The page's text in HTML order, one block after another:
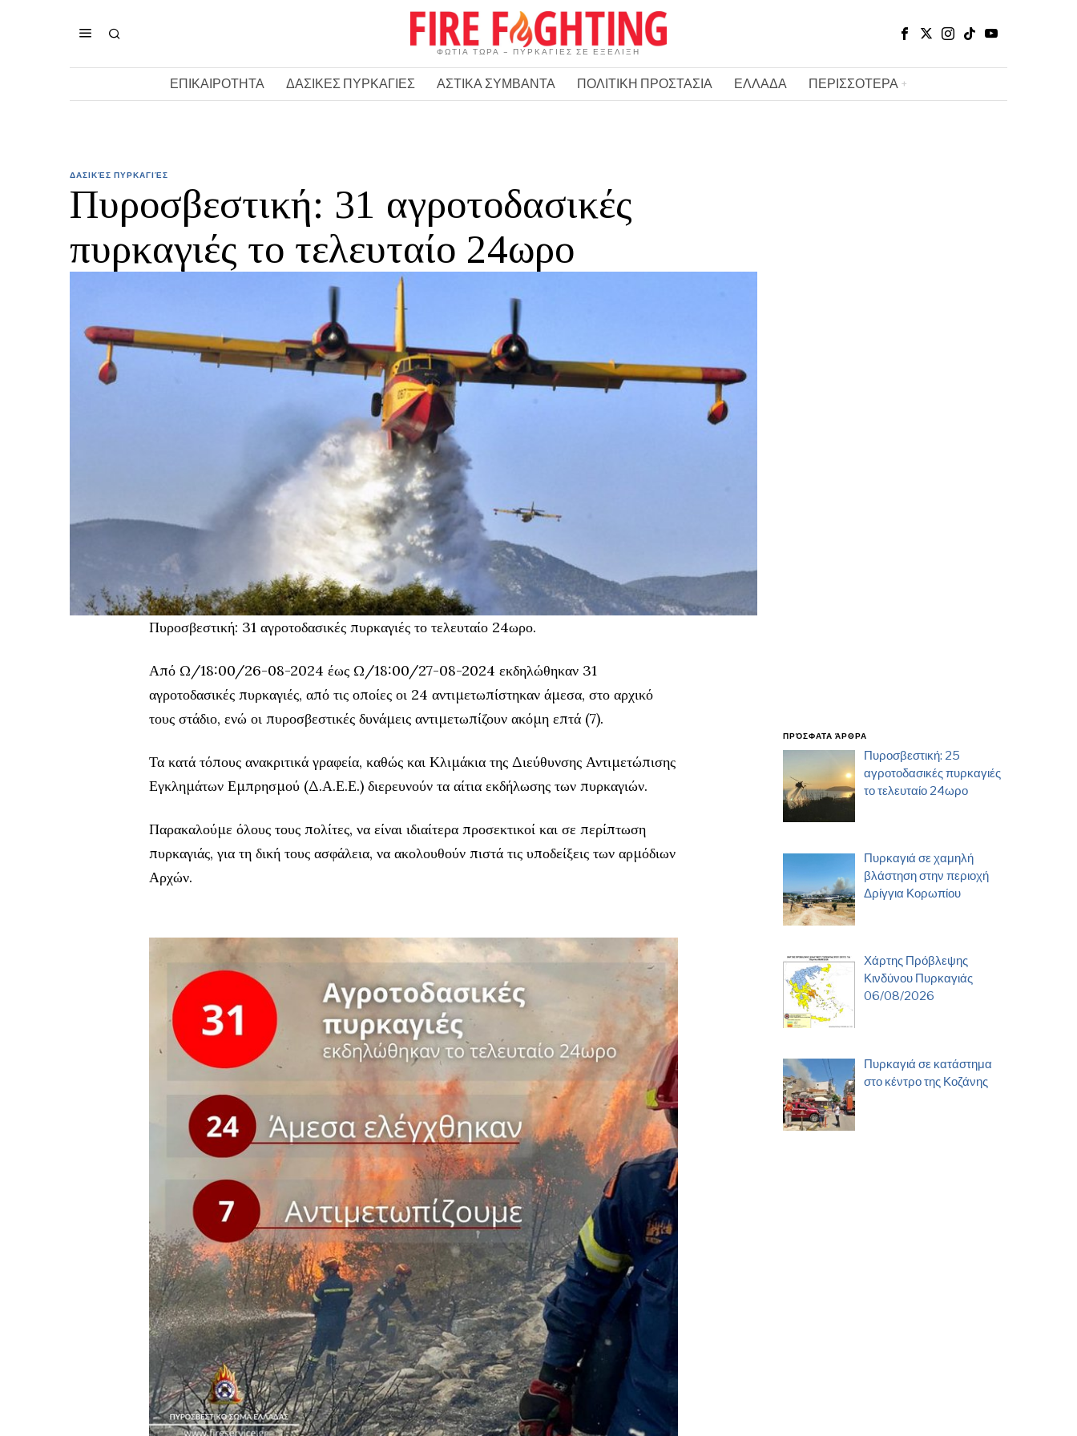
ΦΩΤΙΑ ΤΩΡΑ – ΠΥΡΚΑΓΙΕΣ ΣΕ ΕΞΕΛΙΞΗ
ΕΠΙΚΑΙΡΟΤΗΤΑ ΔΑΣΙΚΕΣ ΠΥΡΚΑΓΙΕΣ ΑΣΤΙΚΑ ΣΥΜΒΑΝΤΑ ΠΟΛΙΤΙΚΗ ΠΡΟΣΤΑΣΙΑ ΕΛΛΑΔΑ ΠΕΡΙΣΣΟΤΕΡΑ
ΔΑΣΙΚΈΣ ΠΥΡΚΑΓΙΈΣ
Πυροσβεστική: 31 αγροτοδασικές
πυρκαγιές το τελευταίο 24ωρο
Πυροσβεστική: 31 αγροτοδασικές πυρκαγιές το τελευταίο 24ωρο.
Από Ω/18:00/26-08-2024 έως Ω/18:00/27-08-2024 εκδηλώθηκαν 31
αγροτοδασικές πυρκαγιές, από τις οποίες οι 24 αντιμετωπίστηκαν άμεσα, στο αρχικό
τους στάδιο, ενώ οι πυροσβεστικές δυνάμεις αντιμετωπίζουν ακόμη επτά (7).
Τα κατά τόπους ανακριτικά γραφεία, καθώς και Κλιμάκια της Διεύθυνσης Αντιμετώπισης
Εγκλημάτων Εμπρησμού (Δ.Α.Ε.Ε.) διερευνούν τα αίτια εκδήλωσης των πυρκαγιών.
Παρακαλούμε όλους τους πολίτες, να είναι ιδιαίτερα προσεκτικοί και σε περίπτωση
πυρκαγιάς, για τη δική τους ασφάλεια, να ακολουθούν πιστά τις υποδείξεις των αρμόδιων
Αρχών.
ΠΡΌΣΦΑΤΑ ΆΡΘΡΑ
Πυροσβεστική: 25
αγροτοδασικές πυρκαγιές
το τελευταίο 24ωρο
Πυρκαγιά σε χαμηλή
βλάστηση στην περιοχή
Δρίγγια Κορωπίου
Χάρτης Πρόβλεψης
Κινδύνου Πυρκαγιάς
06/08/2026
Πυρκαγιά σε κατάστημα
στο κέντρο της Κοζάνης